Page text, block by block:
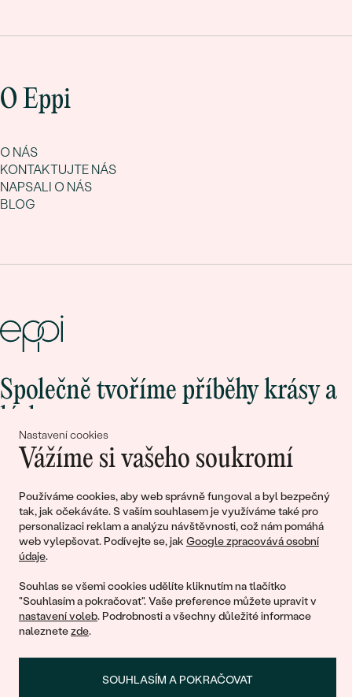
Nastavení cookies
Vážíme si vašeho soukromí
Používáme cookies, aby web správně fungoval a byl bezpečný
tak, jak očekáváte. S vaším souhlasem je využíváme také pro
personalizaci reklam a analýzu návštěvnosti, což nám pomáhá
web vylepšovat. Podívejte se, jak Google zpracovává osobní
údaje.
Souhlas se všemi cookies udělíte kliknutím na tlačítko
"Souhlasím a pokračovat". Vaše preference můžete upravit v
nastavení voleb. Podrobnosti a všechny důležité informace
naleznetezde.
SOUHLASÍM A POKRAČOVAT
O Eppi
O NÁS
KONTAKTUJTE NÁS
NAPSALI O NÁS
BLOG
Společně tvoříme příběhy krásy a
Připojte se k nám!
© 2011 - 2026, Eppi.cz